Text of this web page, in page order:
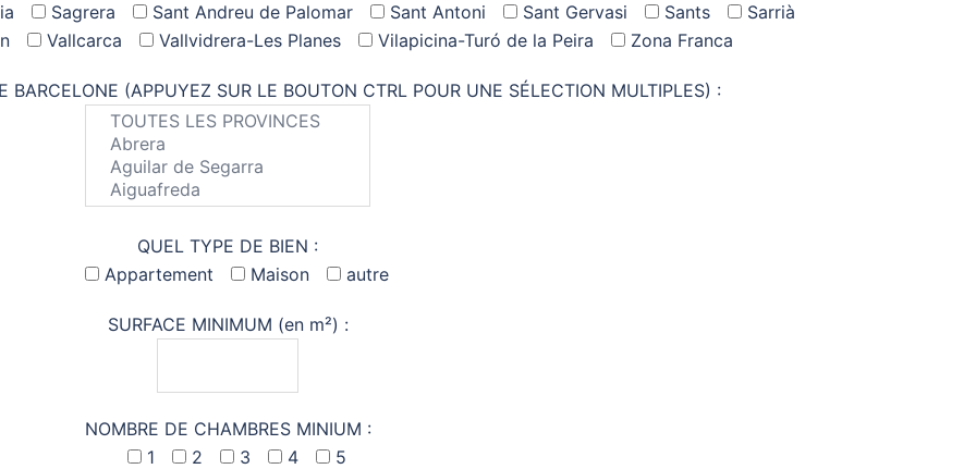
Sagrera Sant Andreu de Palomar Sant Antoni Sant Gervasi Sants
Sarrià
Vallcarca Vallvidrera-Les Planes Vilapicina-Turó de la Peira Zona Franca
BARCELONE (APPUYEZ SUR LE BOUTON CTRL POUR UNE SÉLECTION MULTIPLES) :
QUEL TYPE DE BIEN :
Appartement
Maison autre
SURFACE MINIMUM (en m²) :
NOMBRE DE CHAMBRES MINIUM :
1
2 3 4 5